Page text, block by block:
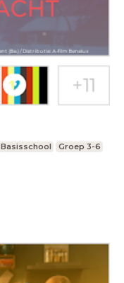
Basisschool Groep 3-6